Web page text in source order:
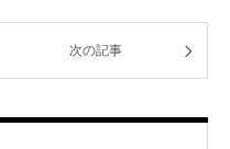
次の記事